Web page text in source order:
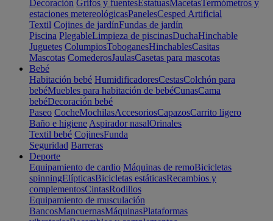
Decoración Grifos y fuentesEstatuasMacetasTermómetros y
estaciones metereológicasPanelesCesped Artificial
Textil Cojines de jardínFundas de jardín
Piscina PlegableLimpieza de piscinasDuchaHinchable
Juguetes ColumpiosToboganesHinchablesCasitas
Mascotas ComederosJaulasCasetas para mascotas
Bebé
Habitación bebé HumidificadoresCestasColchón para
bebéMuebles para habitación de bebéCunasCama
bebéDecoración bebé
Paseo CocheMochilasAccesoriosCapazosCarrito ligero
Baño e higiene Aspirador nasalOrinales
Textil bebé CojinesFunda
Seguridad Barreras
Deporte
Equipamiento de cardio Máquinas de remoBicicletas
spinningElípticasBicicletas estáticasRecambios y
complementosCintasRodillos
Equipamiento de musculación
BancosMancuernasMáquinasPlataformas